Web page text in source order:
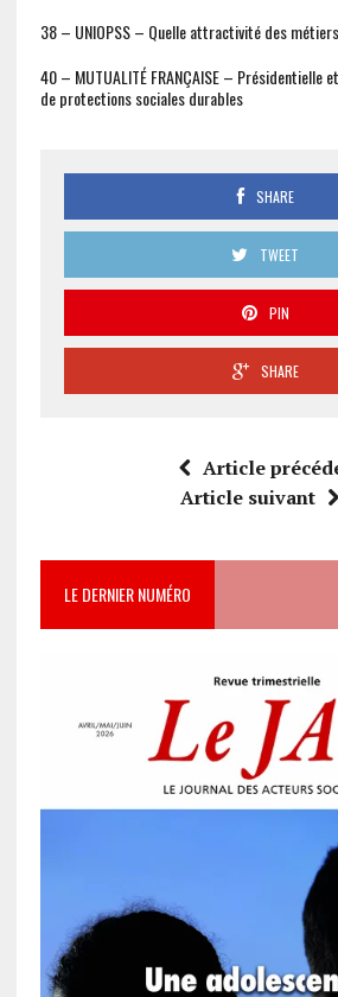
38 – UNIOPSS – Quelle attractivité des
40 – MUTUALITÉ FRANÇAISE – Présidentielle
de protections sociales durables
SHARE
TWEET
PIN
SHARE
Article
Article suivant
LE DERNIER NUMÉRO